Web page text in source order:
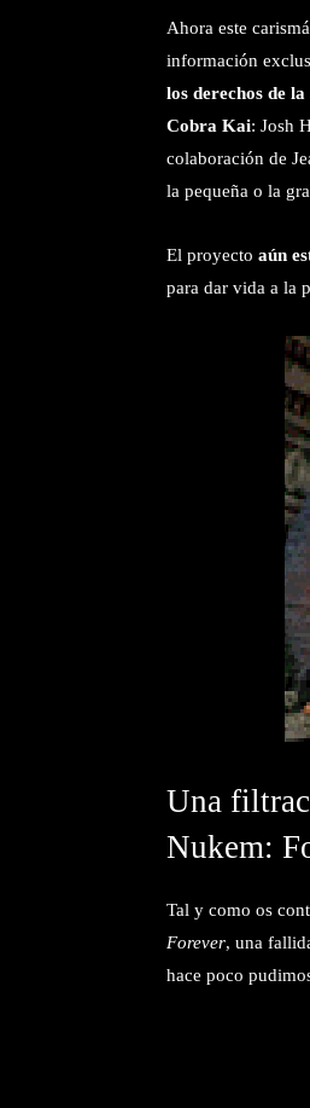
Ahora este
información
los derechos de la
Cobra Kai: Josh
colaboración de
la pequeña o la
El proyecto aún
para dar vida a la
Una
Nukem:
Tal y como os
Forever, una
hace poco